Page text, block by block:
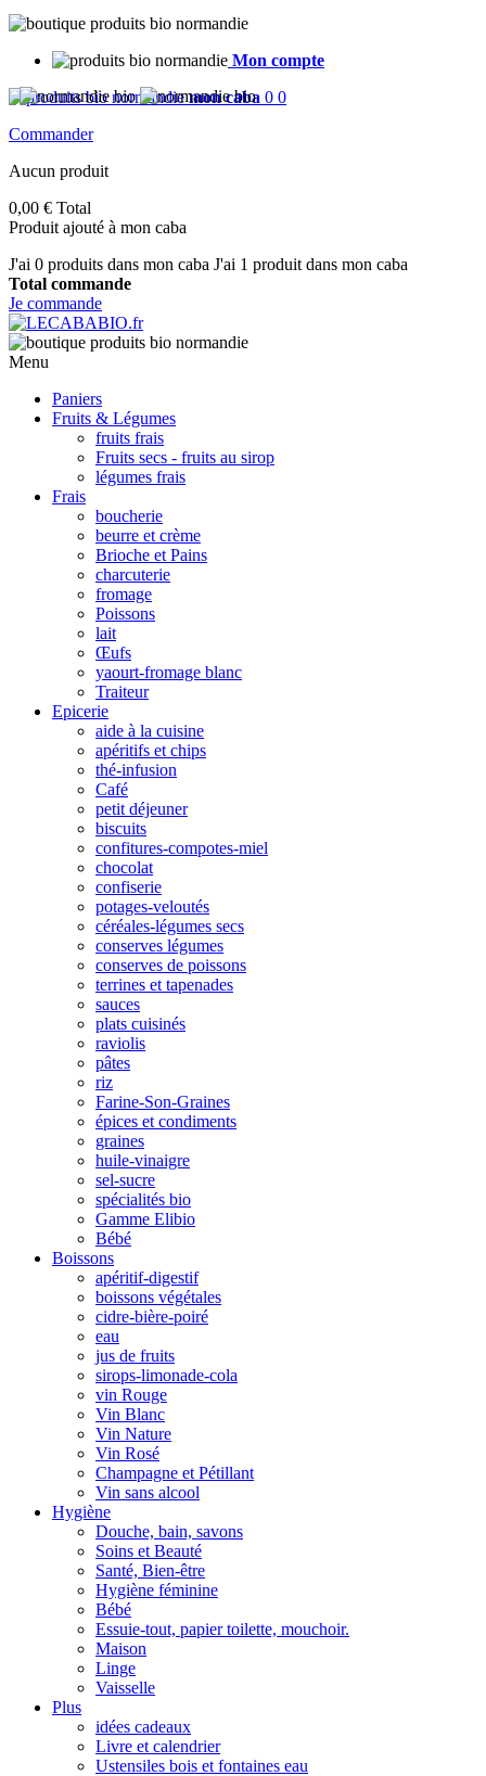
Mon compte
mon caba 0 0
Commander
Aucun produit
0,00 € Total
Produit ajouté à mon caba
J'ai 0 produits dans mon caba J'ai 1 produit dans mon caba
Total commande
Je commande
Menu
Paniers
Fruits & Légumes
fruits frais
Fruits secs - fruits au sirop
légumes frais
Frais
boucherie
beurre et crème
Brioche et Pains
charcuterie
fromage
Poissons
lait
Œufs
yaourt-fromage blanc
Traiteur
Epicerie
aide à la cuisine
apéritifs et chips
thé-infusion
Café
petit déjeuner
biscuits
confitures-compotes-miel
chocolat
confiserie
potages-veloutés
céréales-légumes secs
conserves légumes
conserves de poissons
terrines et tapenades
sauces
plats cuisinés
raviolis
pâtes
riz
Farine-Son-Graines
épices et condiments
graines
huile-vinaigre
sel-sucre
spécialités bio
Gamme Elibio
Bébé
Boissons
apéritif-digestif
boissons végétales
cidre-bière-poiré
eau
jus de fruits
sirops-limonade-cola
vin Rouge
Vin Blanc
Vin Nature
Vin Rosé
Champagne et Pétillant
Vin sans alcool
Hygiène
Douche, bain, savons
Soins et Beauté
Santé, Bien-être
Hygiène féminine
Bébé
Essuie-tout, papier toilette, mouchoir.
Maison
Linge
Vaisselle
Plus
idées cadeaux
Livre et calendrier
Ustensiles bois et fontaines eau